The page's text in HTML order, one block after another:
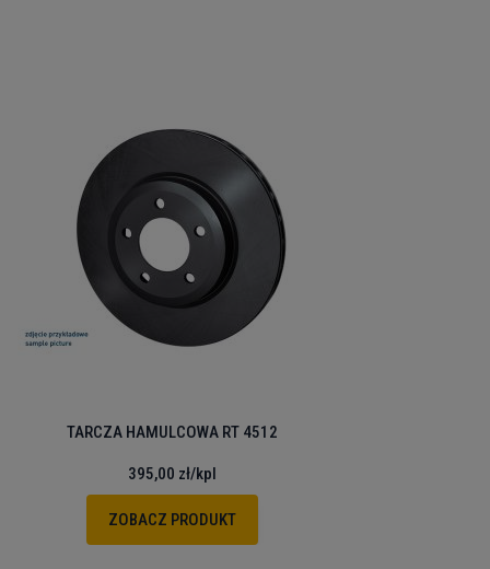
TARCZA HAMULCOWA RT 4512
395,00 zł/kpl
ZOBACZ PRODUKT